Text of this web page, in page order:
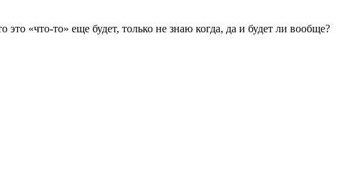
«что-то» еще будет, только не знаю когда, да и будет ли вообще?